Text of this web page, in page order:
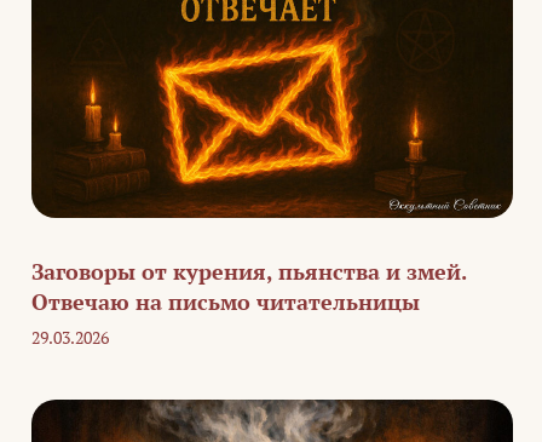
Заговоры от курения, пьянства и змей.
Отвечаю на письмо читательницы
29.03.2026